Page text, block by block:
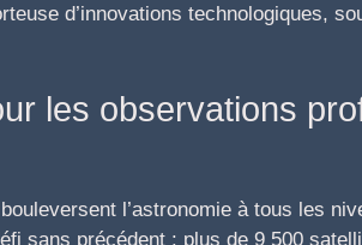
d’innovations technologiques,
les observations
l’astronomie à tous les
sans précédent : plus de 9 500